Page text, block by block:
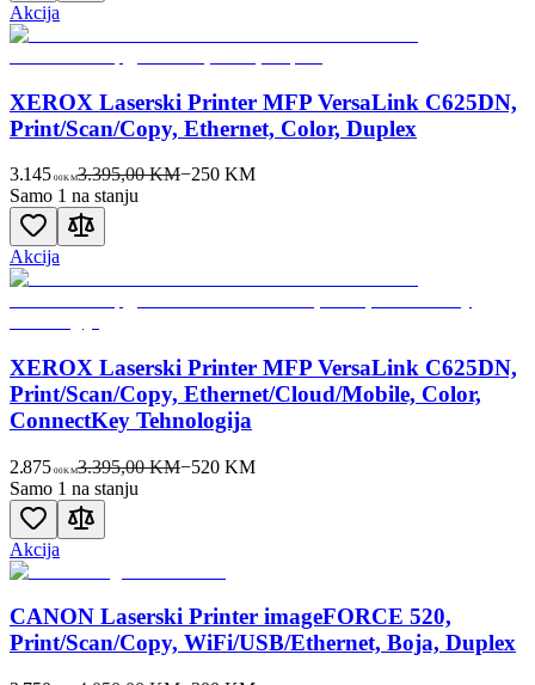
Akcija
XEROX Laserski Printer MFP VersaLink C625DN,
Print/Scan/Copy, Ethernet, Color, Duplex
3.145 00KM3.395,00 KM−250KM
Samo 1 na stanju
Akcija
XEROX Laserski Printer MFP VersaLink C625DN,
Print/Scan/Copy, Ethernet/Cloud/Mobile, Color,
ConnectKey Tehnologija
2.875 00KM3.395,00 KM−520KM
Samo 1 na stanju
Akcija
CANON Laserski Printer imageFORCE 520,
Print/Scan/Copy, WiFi/USB/Ethernet, Boja, Duplex